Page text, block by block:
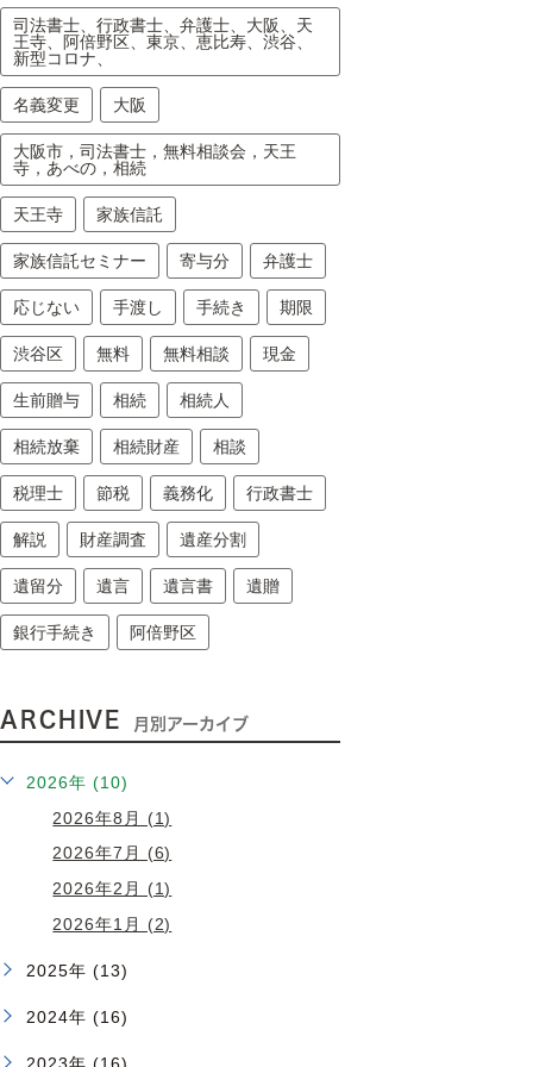
司法書士、行政書士、弁護士、大阪、天
王寺、阿倍野区、東京、恵比寿、渋谷、
新型コロナ、
名義変更 大阪
大阪市，司法書士，無料相談会，天王
寺，あべの，相続
天王寺 家族信託
家族信託セミナー 寄与分 弁護士
応じない 手渡し 手続き 期限
渋谷区 無料 無料相談 現金
生前贈与 相続 相続人
相続放棄 相続財産 相談
税理士 節税 義務化 行政書士
解説 財産調査 遺産分割
遺留分 遺言 遺言書 遺贈
銀行手続き 阿倍野区
ARCHIVE 月別アーカイブ
2026年 (10)
2026年8月 (1)
2026年7月 (6)
2026年2月 (1)
2026年1月 (2)
2025年 (13)
2024年 (16)
2023年 (16)